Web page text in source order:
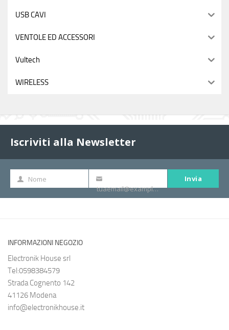
USB CAVI
VENTOLE ED ACCESSORI
Vultech
WIRELESS
Iscriviti alla Newsletter
Nome
Nome
tua
tuaemail@example.com
Invia
INFORMAZIONI NEGOZIO
Electronik House srl
Tel:0598384579
Strada Cognento 142
41126 Modena
info@electronikhouse.it